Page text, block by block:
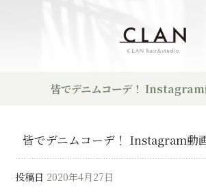
皆でデニムコーデ！ Instagram
皆でデニムコーデ！ Instagram動
投稿日 2020年4月27日